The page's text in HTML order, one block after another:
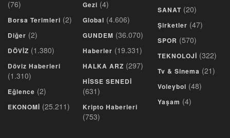
(76)
Borsa Terimleri (2)
Diğer (2)
DÖVİZ (1.380)
Döviz Haberleri
(1.310)
Eğlence (2)
EKONOMİ (25.211)
Gezi (4)
Global (4.606)
GUNDEM (36.070)
Haberler (19.331)
HALKA ARZ (297)
HİSSE SENEDİ
(631)
Kripto Haberleri
(753)
SANAT (20)
Şirketler (47)
SPOR (570)
TEKNOLOJİ (322)
Tv & Sinema (21)
Voleybol (48)
Yaşam (4)